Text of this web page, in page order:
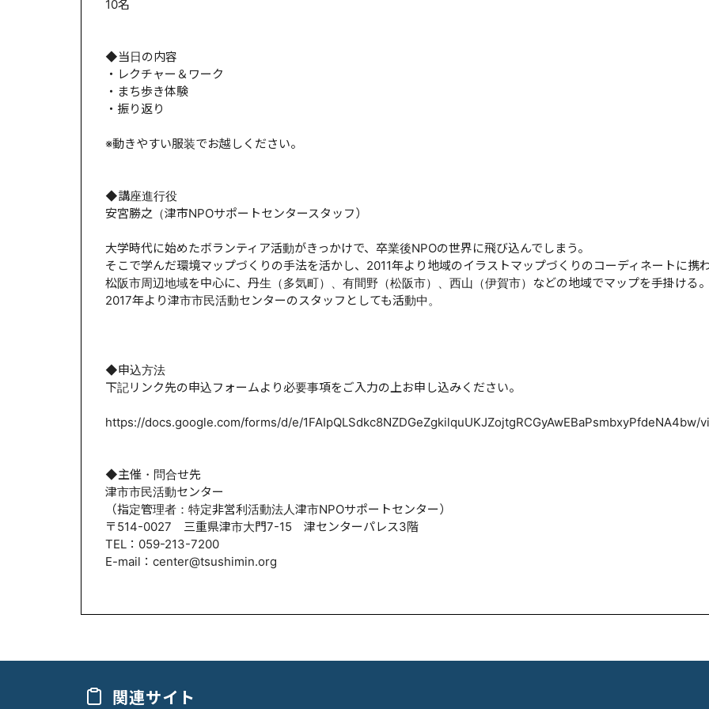
10名
◆当日の内容
・レクチャー＆ワーク
・まち歩き体験
・振り返り
※動きやすい服装でお越しください。
◆講座進行役
安宮勝之（津市NPOサポートセンタースタッフ）
大学時代に始めたボランティア活動がきっかけで、卒業後NPOの世界に飛び込んでしまう。
そこで学んだ環境マップづくりの手法を活かし、2011年より地域のイラストマップづくりのコーディネートに携
松阪市周辺地域を中心に、丹生（多気町）、有間野（松阪市）、西山（伊賀市）などの地域でマップを手掛ける。
2017年より津市市民活動センターのスタッフとしても活動中。
◆申込方法
下記リンク先の申込フォームより必要事項をご入力の上お申し込みください。
https://docs.google.com/forms/d/e/1FAIpQLSdkc8NZDGeZgkilquUKJZojtgRCGyAwEBaPsmbxyPfdeNA4bw/
◆主催・問合せ先
津市市民活動センター
（指定管理者：特定非営利活動法人津市NPOサポートセンター）
〒514-0027 三重県津市大門7-15 津センターパレス3階
TEL：059-213-7200
E-mail：center@tsushimin.org
関連サイト